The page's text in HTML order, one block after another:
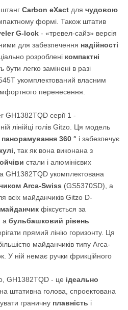
Carbon eXact для чудовою
формі. Також штатив
G-lock - «тревел-сайз» версія
для забезпечення надійності
розроблені компактні
бути легко замінені в разі
укомплектований власним
перенесення.
GH1382TQD серії 1 -
лінійці голів Gitzo. Ця модель
360 ° і забезпечує
так як вона виконана з
стали і алюмінієвих
GH1382TQD укомплектована
Arca-Swiss (GS5370SD), а
всіх майданчиків Gitzo D-
фіксується за
а бульбашковий рівень
прямий лінію горизонту. Ця
майданчиків типу Arca-
У ній немає ручки фрикційного
GH1382TQD - це ідеально
штативна голова, спроектована
граничну плавність і